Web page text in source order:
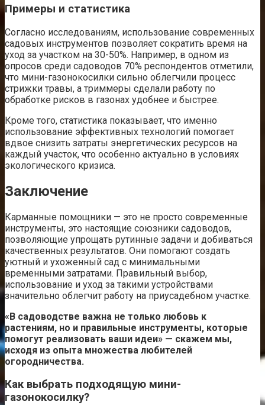
Примеры и статистика
Согласно исследованиям, использование современных
садовых инструментов позволяет сократить время на
уход за участком на 30-50%. Например, в одном из
опросов среди садоводов 70% респондентов отметили,
что мини-газонокосилки сильно облегчили процесс
стрижки травы, а триммеры сделали работу по
обработке рисков в газонах удобнее и быстрее.
Кроме того, статистика показывает, что именно
использование эффективных технологий помогает
вдвое снизить затраты энергетических ресурсов на
каждый участок, что особенно актуально в условиях
экологического кризиса.
Заключение
Карманные помощники — это не просто современные
инструменты, это настоящие союзники садоводов,
позволяющие упрощать рутинные задачи и добиваться
качественных результатов. Они помогают создать
уютный и ухоженный сад с минимальными
временными затратами. Правильный выбор,
использование и уход за такими устройствами
значительно облегчит работу на приусадебном участке.
«В садоводстве важна не только любовь к
растениям, но и правильные инструменты, которые
помогут реализовать ваши идеи» — скажем мы,
исходя из опыта множества любителей
огородничества.
Как выбрать подходящую мини-
газонокосилку?